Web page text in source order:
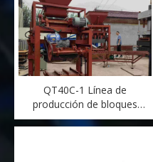
QT40C-1 Línea de
producción de bloques
huecos de ladrillo de